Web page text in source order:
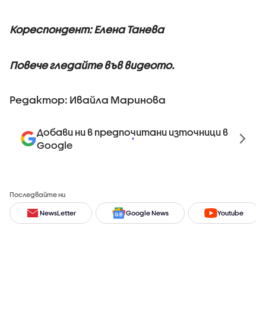
Кореспондент: Елена Танева
Повече гледайте във видеото.
Редактор: Ивайла Маринова
Добави ни в предпочитани източници в
Google
Последвайте ни
NewsLetter Google News Youtube